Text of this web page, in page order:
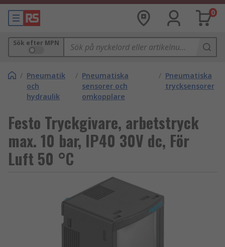
0
Sök efter MPN
/ Pneumatik
och
hydraulik
/ Pneumatiska
sensorer och
omkopplare
/ Pneumatiska
trycksensorer
Festo Tryckgivare, arbetstryck
max. 10 bar, IP40 30V dc, För
Luft 50 °C